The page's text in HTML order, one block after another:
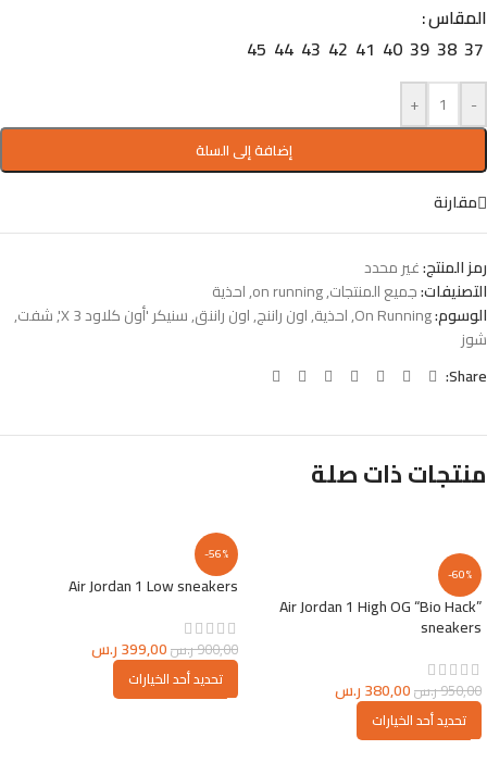
المقاس
37
38
39
40
41
42
43
44
45
-
+
إضافة إلى السلة
مقارنة
رمز المنتج:غير محدد
التصنيفات:جميع المنتجات,
on running
,احذية
الوسوم:On Running
,احذية,اون راننج,اون راننق,سنيكر 'أون كلاود X 3' ,شفت,
شوز
Share:
منتجات ذات صلة
-60%
Air Jordan 1 High OG “Bio Hack”
sneakers
950,00ر.س380,00ر.س
تحديد أحد الخيارات
-56%
Air Jordan 1 Low sneakers
900,00ر.س399,00ر.س
تحديد أحد الخيارات